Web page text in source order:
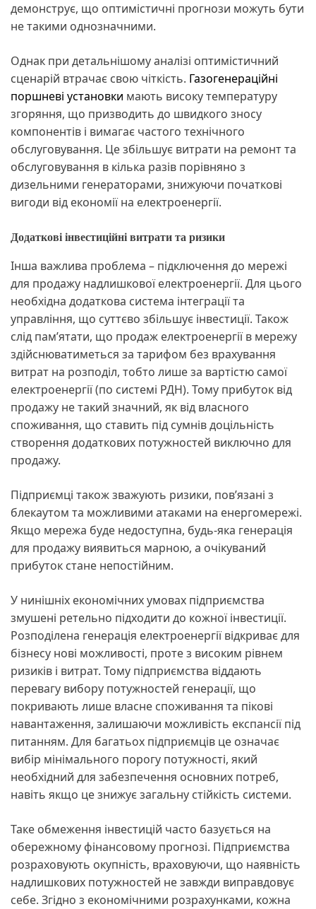
демонструє, що оптимістичні прогнози можуть бути
не такими однозначними.
Однак при детальнішому аналізі оптимістичний
сценарій втрачає свою чіткість. Газогенераційні
поршневі установки мають високу температуру
згоряння, що призводить до швидкого зносу
компонентів і вимагає частого технічного
обслуговування. Це збільшує витрати на ремонт та
обслуговування в кілька разів порівняно з
дизельними генераторами, знижуючи початкові
вигоди від економії на електроенергії.
Додаткові інвестиційні витрати та ризики
Інша важлива проблема – підключення до мережі
для продажу надлишкової електроенергії. Для цього
необхідна додаткова система інтеграції та
управління, що суттєво збільшує інвестиції. Також
слід пам’ятати, що продаж електроенергії в мережу
здійснюватиметься за тарифом без врахування
витрат на розподіл, тобто лише за вартістю самої
електроенергії (по системі РДН). Тому прибуток від
продажу не такий значний, як від власного
споживання, що ставить під сумнів доцільність
створення додаткових потужностей виключно для
продажу.
Підприємці також зважують ризики, пов’язані з
блекаутом та можливими атаками на енергомережі.
Якщо мережа буде недоступна, будь-яка генерація
для продажу виявиться марною, а очікуваний
прибуток стане непостійним.
У нинішніх економічних умовах підприємства
змушені ретельно підходити до кожної інвестиції.
Розподілена генерація електроенергії відкриває для
бізнесу нові можливості, проте з високим рівнем
ризиків і витрат. Тому підприємства віддають
перевагу вибору потужностей генерації, що
покривають лише власне споживання та пікові
навантаження, залишаючи можливість експансії під
питанням. Для багатьох підприємців це означає
вибір мінімального порогу потужності, який
необхідний для забезпечення основних потреб,
навіть якщо це знижує загальну стійкість системи.
Таке обмеження інвестицій часто базується на
обережному фінансовому прогнозі. Підприємства
розраховують окупність, враховуючи, що наявність
надлишкових потужностей не завжди виправдовує
себе. Згідно з економічними розрахунками, кожна